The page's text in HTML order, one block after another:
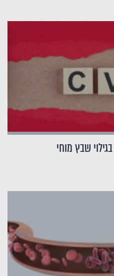
שבץ מוחי